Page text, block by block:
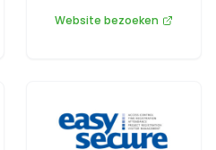
Website bezoeken